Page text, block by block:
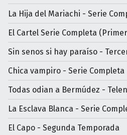
La Hija del Mariachi - Serie
El Cartel Serie Completa
Sin senos si hay paraíso -
Chica vampiro - Serie Completa
Todas odian a Bermúdez -
La Esclava Blanca - Serie
El Capo - Segunda Temporada